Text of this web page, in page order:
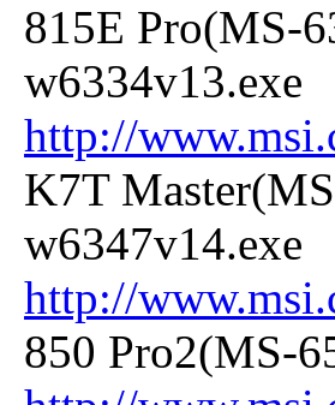
815E Pro(MS-
w6334v13.exe
http://
K7T
w6347v14.exe
http://
850 Pro2(MS-